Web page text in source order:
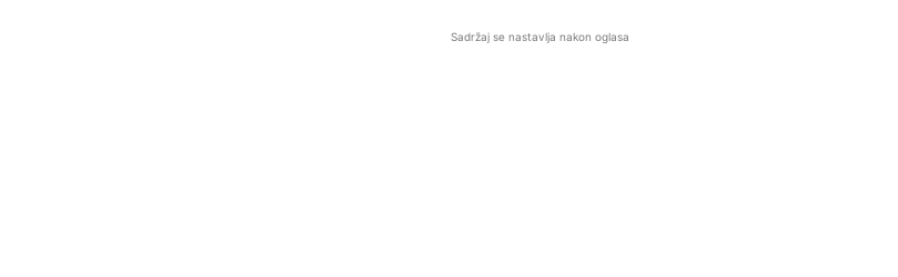
Sadržaj se nastavlja nakon oglasa